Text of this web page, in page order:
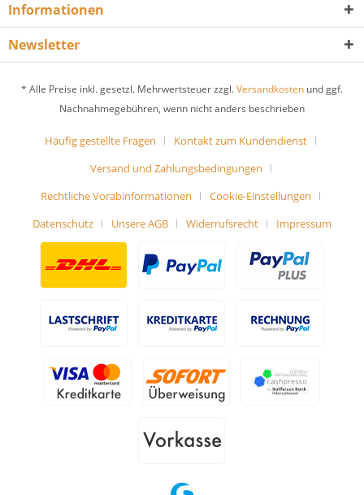
Informationen
Newsletter
* Alle Preise inkl. gesetzl. Mehrwertsteuer zzgl.Versandkosten und ggf.
Nachnahmegebühren, wenn nicht anders beschrieben
Häufig gestellte Fragen
Kontakt zum Kundendienst
Versand und Zahlungsbedingungen
Rechtliche Vorabinformationen
Cookie-Einstellungen
Datenschutz
Unsere AGB Widerrufsrecht Impressum